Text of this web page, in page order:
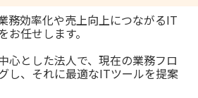
務効率化や売上向上につながるIT
任せします。
心とした法人で、現在の業務フロ
し、それに最適なITツールを提案